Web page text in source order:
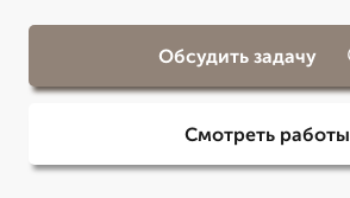
Обсудить задачу
Смотреть работы